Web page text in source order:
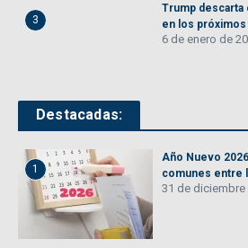
3
Trump
en los próximos
6 de enero de
Destacadas:
1
Año Nuevo
comunes entre
31 de diciembre